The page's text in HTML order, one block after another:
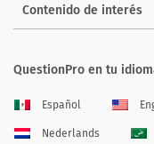
Contenido de interés
QuestionPro en tu
Español
Nederlands